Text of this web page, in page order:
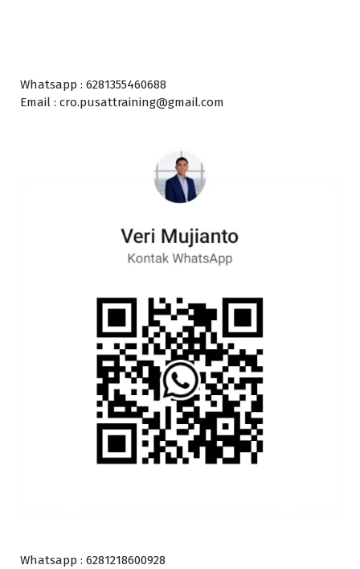
Whatsapp : 6281355460688
Email : cro.pusattraining@gmail.com
Whatsapp : 6281218600928